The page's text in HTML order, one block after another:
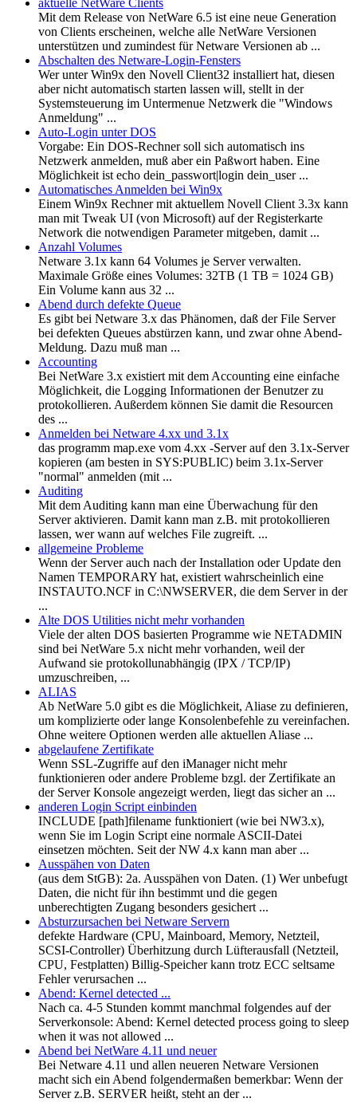
aktuelle NetWare Clients
Mit dem Release von NetWare 6.5 ist eine neue Generation
von Clients erscheinen, welche alle NetWare Versionen
unterstützen und zumindest für Netware Versionen ab ...
Abschalten des Netware-Login-Fensters
Wer unter Win9x den Novell Client32 installiert hat, diesen
aber nicht automatisch starten lassen will, stellt in der
Systemsteuerung im Untermenue Netzwerk die "Windows
Anmeldung" ...
Auto-Login unter DOS
Vorgabe: Ein DOS-Rechner soll sich automatisch ins
Netzwerk anmelden, muß aber ein Paßwort haben. Eine
Möglichkeit ist echo dein_passwort|login dein_user ...
Automatisches Anmelden bei Win9x
Einem Win9x Rechner mit aktuellem Novell Client 3.3x kann
man mit Tweak UI (von Microsoft) auf der Registerkarte
Network die notwendigen Parameter mitgeben, damit ...
Anzahl Volumes
Netware 3.1x kann 64 Volumes je Server verwalten.
Maximale Größe eines Volumes: 32TB (1 TB = 1024 GB)
Ein Volume kann aus 32 ...
Abend durch defekte Queue
Es gibt bei Netware 3.x das Phänomen, daß der File Server
bei defekten Queues abstürzen kann, und zwar ohne Abend-
Meldung. Dazu muß man ...
Accounting
Bei NetWare 3.x existiert mit dem Accounting eine einfache
Möglichkeit, die Logging Informationen der Benutzer zu
protokollieren. Außerdem können Sie damit die Resourcen
des ...
Anmelden bei Netware 4.xx und 3.1x
das programm map.exe vom 4.xx -Server auf den 3.1x-Server
kopieren (am besten in SYS:PUBLIC) beim 3.1x-Server
"normal" anmelden (mit ...
Auditing
Mit dem Auditing kann man eine Überwachung für den
Server aktivieren. Damit kann man z.B. mit protokollieren
lassen, wer wann auf welches File zugreift. ...
allgemeine Probleme
Wenn der Server auch nach der Installation oder Update den
Namen TEMPORARY hat, existiert wahrscheinlich eine
INSTAUTO.NCF in C:\NWSERVER, die dem Server in der
...
Alte DOS Utilities nicht mehr vorhanden
Viele der alten DOS basierten Programme wie NETADMIN
sind bei NetWare 5.x nicht mehr vorhanden, weil der
Aufwand sie protokollunabhängig (IPX / TCP/IP)
umzuschreiben, ...
ALIAS
Ab NetWare 5.0 gibt es die Möglichkeit, Aliase zu definieren,
um komplizierte oder lange Konsolenbefehle zu vereinfachen.
Ohne weitere Optionen werden alle aktuellen Aliase ...
abgelaufene Zertifikate
Wenn SSL-Zugriffe auf den iManager nicht mehr
funktionieren oder andere Probleme bzgl. der Zertifikate an
der Server Konsole angezeigt werden, liegt das sicher an ...
anderen Login Script einbinden
INCLUDE [path]filename funktioniert (wie bei NW3.x),
wenn Sie im Login Script eine normale ASCII-Datei
einsetzen möchten. Seit der NW 4.x kann man aber ...
Ausspähen von Daten
(aus dem StGB): 2a. Ausspähen von Daten. (1) Wer unbefugt
Daten, die nicht für ihn bestimmt und die gegen
unberechtigten Zugang besonders gesichert ...
Absturzursachen bei Netware Servern
defekte Hardware (CPU, Mainboard, Memory, Netzteil,
SCSI-Controller) Überhitzung durch Lüfterausfall (Netzteil,
CPU, Festplatten) Billig-Speicher kann trotz ECC seltsame
Fehler verursachen ...
Abend: Kernel detected ...
Nach ca. 4-5 Stunden kommt manchmal folgendes auf der
Serverkonsole: Abend: Kernel detected process going to sleep
when it was not allowed ...
Abend bei NetWare 4.11 und neuer
Bei Netware 4.11 und allen neueren Netware Versionen
macht sich ein Abend folgendermaßen bemerkbar: Wenn der
Server z.B. SERVER heißt, steht an der ...